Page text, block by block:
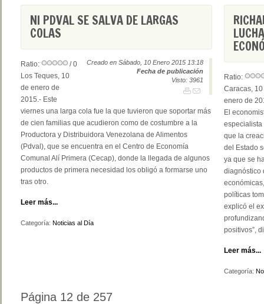
NI PDVAL SE SALVA DE LARGAS
COLAS
Creado en Sábado, 10 Enero 2015 13:18
Fecha de publicación
Visto: 3961
Ratio:
/ 0
Los Teques, 10
de enero de
2015.- Este
viernes una larga cola fue la que tuvieron que soportar más
de cien familias que acudieron como de costumbre a la
Productora y Distribuidora Venezolana de Alimentos
(Pdval), que se encuentra en el Centro de Economía
Comunal Alí Primera (Cecap), donde la llegada de algunos
productos de primera necesidad los obligó a formarse uno
tras otro.
Leer más...
Categoría: Noticias al Día
Ratio:
Caracas,
enero de
El
especialista
que la
del Estado
ya que se
diagnóstico
políticas
explicó el
positivos”,
Leer más...
Categoría:
Página 12 de 257